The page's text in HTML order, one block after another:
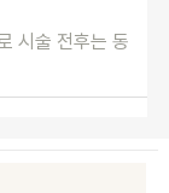
시술 전후는 동